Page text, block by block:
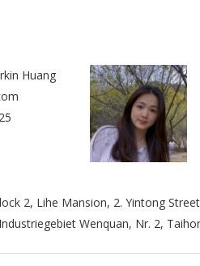
Huang
2, Lihe Mansion, 2. Yintong
Wenquan, Nr. 2,